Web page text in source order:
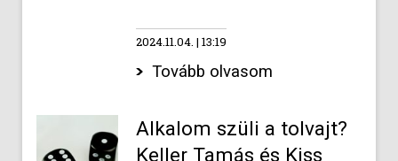
2024.11.04. 13:19
Tovább olvasom
Alkalom szüli a tolvajt?
Keller Tamás és Kiss